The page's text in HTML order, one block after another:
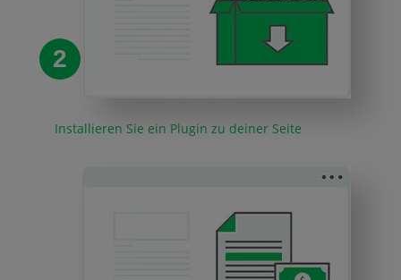
2
Installieren Sie ein Plugin zu deiner Seite